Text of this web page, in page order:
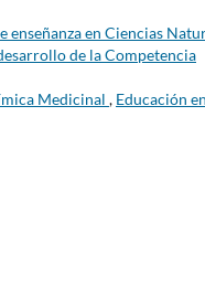
enseñanza en Ciencias
de la Competencia
Medicinal , Educación